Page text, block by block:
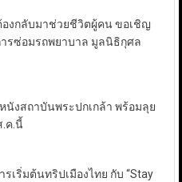
งกลับมาช่วยชีวิตผู้คน ขอเชิญ
รซ่อมรถพยาบาล มูลนิธิกุศล
นังสถาบันพระปกเกล้า พร้อมลุย
.ค.นี้
เริ่มต้นทริปเมืองไทย กับ “Stay